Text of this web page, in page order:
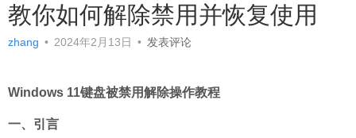
教你如何解除禁用并恢复使用
zhang • 2024年2月13日 • 发表评论
Windows 11键盘被禁用解除操作教程
一、引言